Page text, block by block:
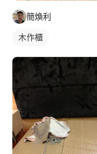
簡煥利
木作櫃